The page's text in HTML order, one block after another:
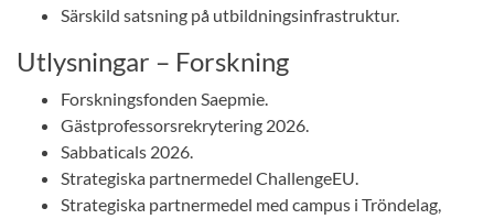
Särskild satsning på utbildningsinfrastruktur.
Utlysningar – Forskning
Forskningsfonden Saepmie.
Gästprofessorsrekrytering 2026.
Sabbaticals 2026.
Strategiska partnermedel ChallengeEU.
Strategiska partnermedel med campus i Tröndelag,